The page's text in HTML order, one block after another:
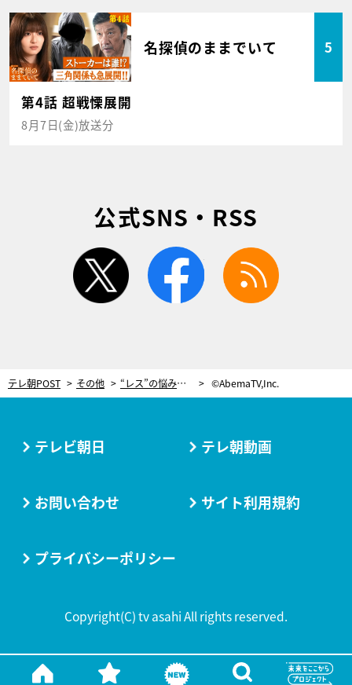
名探偵のままでいて 5
第4話 超戦慄展開
8月7日(金)放送分
公式SNS・RSS
twitter facebook
テレ朝POST その他 “レス”の悩みを抱えるカップル、彼氏からの衝撃告白にスタジオ絶句…「気持ち悪さを感じてしまう」 ©AbemaTV,Inc.
テレビ朝日 テレ朝動画
お問い合わせ サイト利用規約
プライバシーポリシー
Copyright(C) tv asahi All rights reserved.